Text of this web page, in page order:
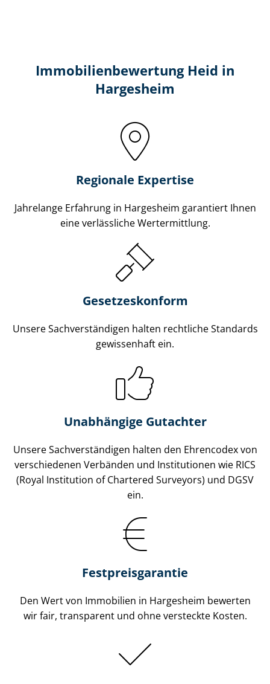
Immobilien­bewertung Heid in
Hargesheim
Regionale Expertise
Jahrelange Erfahrung in Hargesheim garantiert Ihnen
eine verlässliche Wertermittlung.
Gesetzes­konform
Unsere Sach­ver­stän­di­gen halten rechtliche Standards
gewissenhaft ein.
Unabhängige Gutachter
Unsere Sach­ver­stän­di­gen halten den Ehrencodex von
verschiedenen Verbänden und Institutionen wie RICS
(Royal Institution of Chartered Surveyors) und DGSV
ein.
Festpreis​garantie
Den Wert von Immobilien in Hargesheim bewerten
wir fair, transparent und ohne versteckte Kosten.